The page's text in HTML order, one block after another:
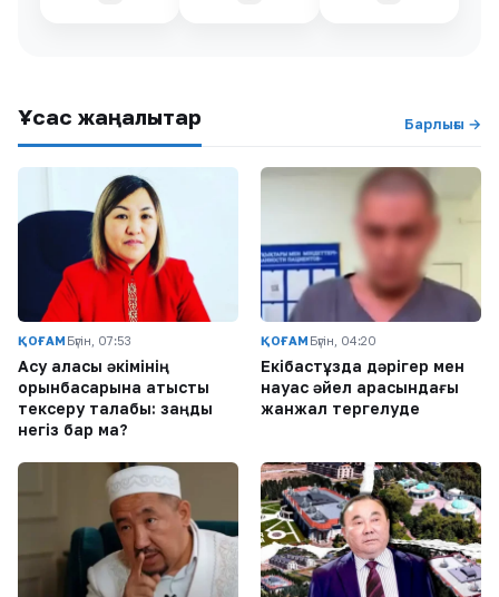
Ұқсас жаңалықтар Барлығы →
ҚОҒАМ Бүгін, 07:53
Ақсу қаласы әкімінің
орынбасарына қатысты
тексеру талабы: заңды
негіз бар ма?
ҚОҒАМ Бүгін, 04:20
Екібастұзда дәрігер мен
науқас әйел арасындағы
жанжал тергелуде